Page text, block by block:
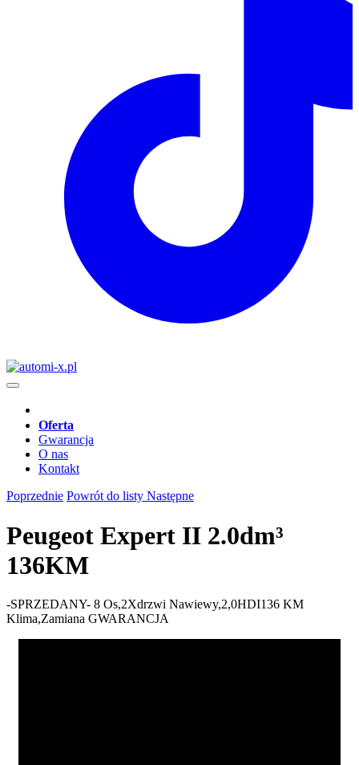
Oferta
Gwarancja
O nas
Kontakt
Poprzednie Powrót do listy Następne
Peugeot Expert II 2.0dm³
136KM
-SPRZEDANY- 8 Os,2Xdrzwi Nawiewy,2,0HDI136 KM
Klima,Zamiana GWARANCJA